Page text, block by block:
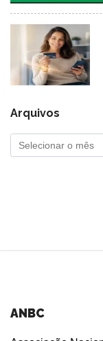
Arquivos
ANBC